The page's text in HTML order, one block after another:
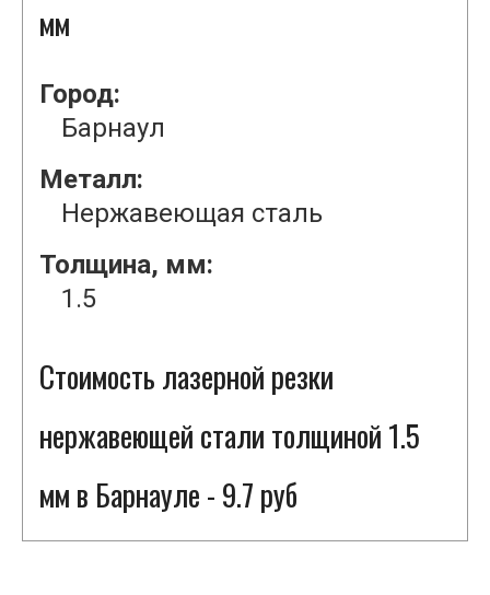
мм
Город:
Барнаул
Металл:
Нержавеющая сталь
Толщина, мм:
1.5
Стоимость лазерной резки
нержавеющей стали толщиной 1.5
мм в Барнауле - 9.7 руб